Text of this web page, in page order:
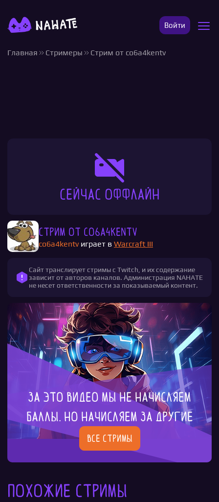
Войти
Главная Стримеры Стрим от co6a4kentv
Стрим от co6a4kentv
co6a4kentvиграет в Warcraft III
Сайт транслирует стримы с Twitch, и их содержание
зависит от авторов каналов. Администрация NAHATE
не несет ответственности за показываемый контент.
Сейчас оффлайн
За это видео мы не начисляем
баллы. Но начисляем за другие
Все стримы
Похожие стримы